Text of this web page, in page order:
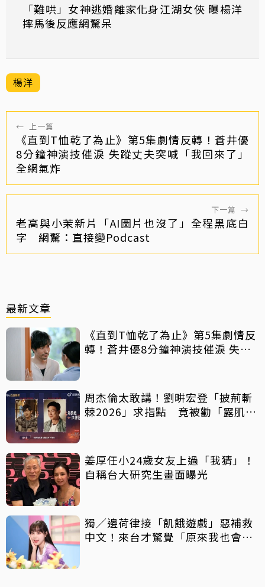
「難哄」女神逃婚離家化身江湖女俠 曝楊洋
摔馬後反應網驚呆
楊洋
← 上一篇
《直到T恤乾了為止》第5集劇情反轉！蒼井優
8分鐘神演技催淚 失蹤丈夫突喊「我回來了」
全網氣炸
下一篇 →
老高與小茉新片「AI圖片也沒了」全程黑底白
字 網驚：直接變Podcast
最新文章
《直到T恤乾了為止》第5集劇情反
轉！蒼井優8分鐘神演技催淚 失蹤
周杰倫太敢講！劉畊宏登「披荊斬
棘2026」求指點 竟被勸「露肌肉
姜厚任小24歲女友上過「我猜」！
自稱台大研究生畫面曝光
獨／邊荷律接「飢餓遊戲」惡補救
中文！來台才驚覺「原來我也會